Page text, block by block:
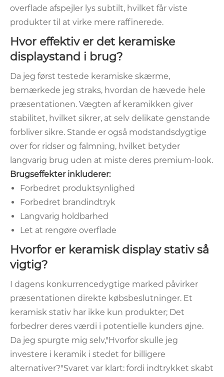
overflade afspejler lys subtilt, hvilket får viste
produkter til at virke mere raffinerede.
Hvor effektiv er det keramiske
displaystand i brug?
Da jeg først testede keramiske skærme,
bemærkede jeg straks, hvordan de hævede hele
præsentationen. Vægten af ​​keramikken giver
stabilitet, hvilket sikrer, at selv delikate genstande
forbliver sikre. Stande er også modstandsdygtige
over for ridser og falmning, hvilket betyder
langvarig brug uden at miste deres premium-look.
Brugseffekter inkluderer:
Forbedret produktsynlighed
Forbedret brandindtryk
Langvarig holdbarhed
Let at rengøre overflade
Hvorfor er keramisk display stativ så
vigtig?
I dagens konkurrencedygtige marked påvirker
præsentationen direkte købsbeslutninger. Et
keramisk stativ har ikke kun produkter; Det
forbedrer deres værdi i potentielle kunders øjne.
Da jeg spurgte mig selv,"Hvorfor skulle jeg
investere i keramik i stedet for billigere
alternativer?"Svaret var klart: fordi indtrykket skabt